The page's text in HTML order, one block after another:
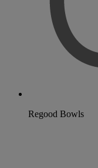
Regood Bowls